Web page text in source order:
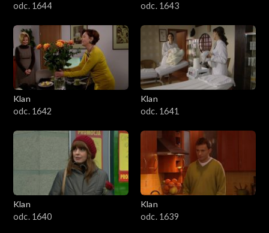
odc. 1644
odc. 1643
Klan
odc. 1642
Klan
odc. 1641
Klan
odc. 1640
Klan
odc. 1639